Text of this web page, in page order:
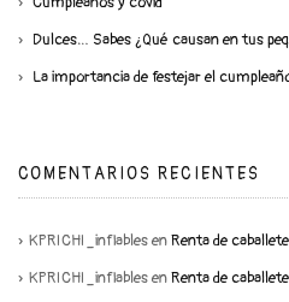
Dulces… Sabes ¿Qué causan en tus
La importancia de festejar el
COMENTARIOS RECIENTES
KPRICHI_inflablesenRenta de
KPRICHI_inflablesenRenta de